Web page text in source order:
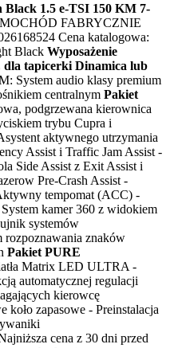
1.5 e-TSI 150 KM 7-
FABRYCZNIE
Cena katalogowa:
Black Wyposażenie
tapicerki Dinamica lub
System audio klasy premium
centralnym Pakiet
podgrzewana kierownica
trybu Cupra i
aktywnego utrzymania
Assist i Traffic Jam Assist -
Side Assist z Exit Assist i
Pre-Crash Assist -
tempomat (ACC) -
kamer 360 z widokiem
systemów
rozpoznawania znaków
Pakiet PURE
Matrix LED ULTRA -
automatycznej regulacji
kierowcę
koło zapasowe - Preinstalacja
cena z 30 dni przed